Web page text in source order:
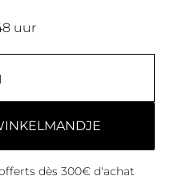
uur
dès 300€ d'achat